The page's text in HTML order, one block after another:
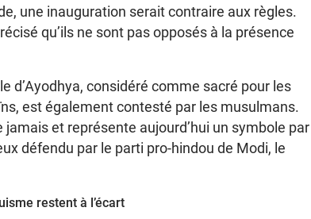
une inauguration serait contraire aux règles.
qu’ils ne sont pas opposés à la présence
d’Ayodhya, considéré comme sacré pour les
est également contesté par les musulmans.
et représente aujourd’hui un symbole par
défendu par le parti pro-hindou de Modi, le
restent à l’écart